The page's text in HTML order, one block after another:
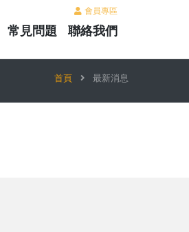
會員專區
常見問題 聯絡我們
首頁 最新消息